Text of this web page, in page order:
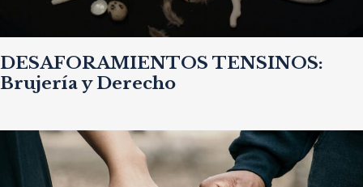
DESAFORAMIENTOS TENSINOS:
Brujería y Derecho